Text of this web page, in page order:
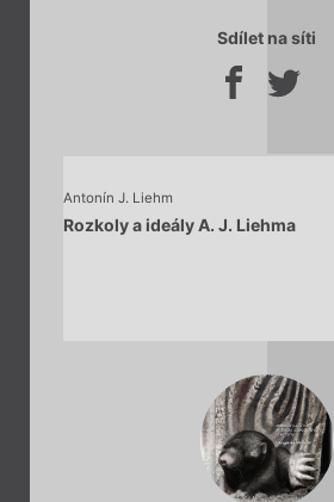
Sdílet na síti
Antonín J. Liehm
Rozkoly a ideály A. J. Liehma